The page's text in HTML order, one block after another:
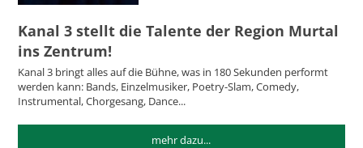
Kanal 3 stellt die Talente der Region Murtal
ins Zentrum!
Kanal 3 bringt alles auf die Bühne, was in 180 Sekunden performt
werden kann: Bands, Einzelmusiker, Poetry-Slam, Comedy,
Instrumental, Chorgesang, Dance...
mehr dazu...